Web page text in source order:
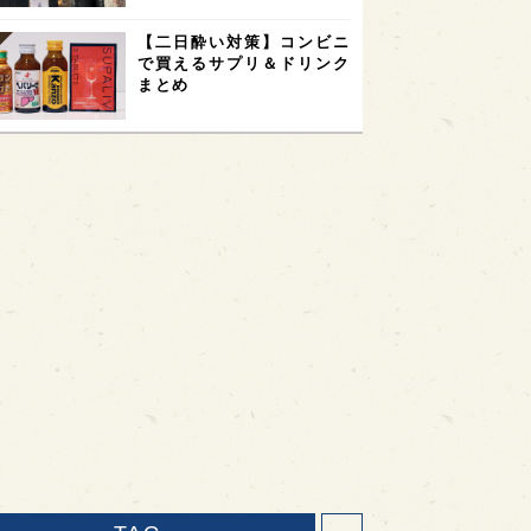
【二日酔い対策】コンビニ
で買えるサプリ＆ドリンク
まとめ